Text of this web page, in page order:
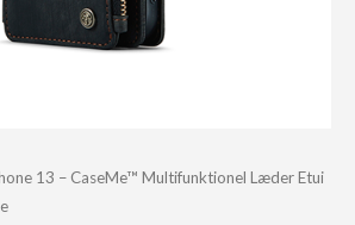
13 – CaseMe™ Multifunktionel Læder Etui